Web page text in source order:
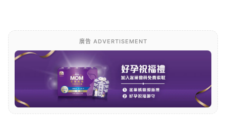
廣告 ADVERTISEMENT